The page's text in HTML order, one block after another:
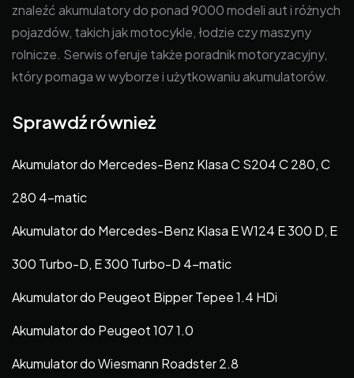
znaleźć akumulatory do ponad 9000 modeli aut i różnych
pojazdów, takich jak motocykle, łodzie czy maszyny
rolnicze. Serwis oferuje także poradnik motoryzacyjny,
który pomaga w wyborze i użytkowaniu akumulatorów.
Sprawdź również
Akumulator do Mercedes-Benz Klasa C S204 C 280, C
280 4-matic
Akumulator do Mercedes-Benz Klasa E W124 E 300 D, E
300 Turbo-D, E 300 Turbo-D 4-matic
Akumulator do Peugeot Bipper Tepee 1.4 HDi
Akumulator do Peugeot 107 1.0
Akumulator do Wiesmann Roadster 2.8